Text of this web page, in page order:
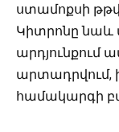
ստամոքսի
Կիտրոնը նաև
արդյունքում
արտադրվում,
համակարգի